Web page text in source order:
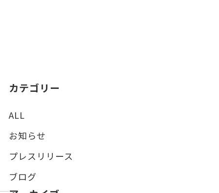
カテゴリー
ALL
お知らせ
プレスリリース
ブログ